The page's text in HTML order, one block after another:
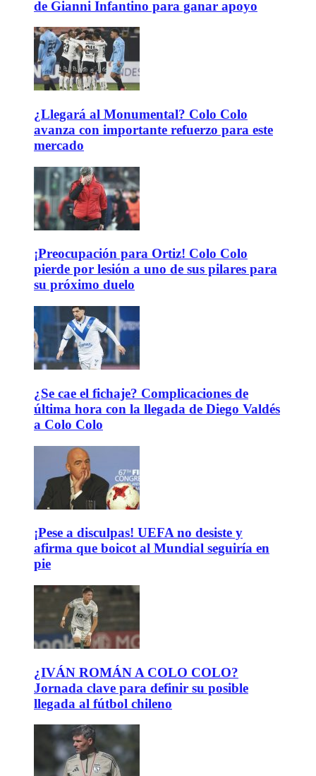
de Gianni Infantino para ganar apoyo
¿Llegará al Monumental? Colo Colo
avanza con importante refuerzo para este
mercado
¡Preocupación para Ortiz! Colo Colo
pierde por lesión a uno de sus pilares para
su próximo duelo
¿Se cae el fichaje? Complicaciones de
última hora con la llegada de Diego Valdés
a Colo Colo
¡Pese a disculpas! UEFA no desiste y
afirma que boicot al Mundial seguiría en
pie
¿IVÁN ROMÁN A COLO COLO?
Jornada clave para definir su posible
llegada al fútbol chileno